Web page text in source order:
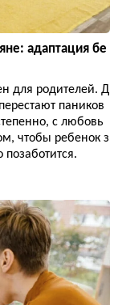
адаптация бе
для родителей. Д
паников
с любовь
чтобы ребенок з
позаботится.